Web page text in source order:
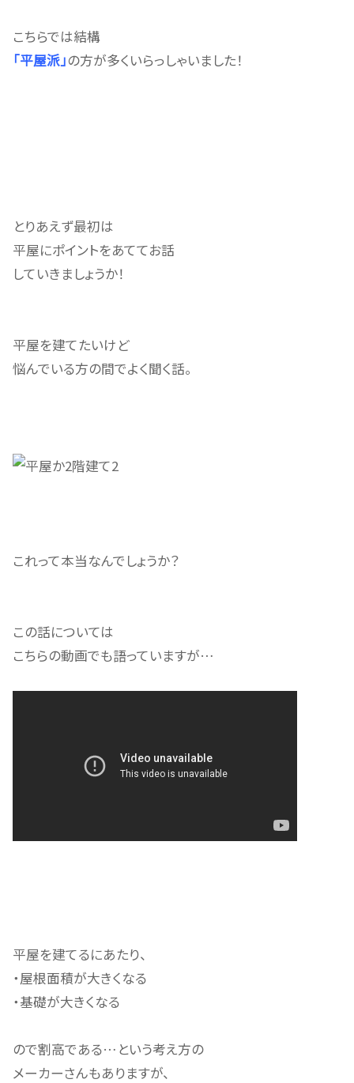
こちらでは結構
「平屋派」の方が多くいらっしゃいました！
とりあえず最初は
平屋にポイントをあててお話
していきましょうか！
平屋を建てたいけど
悩んでいる方の間でよく聞く話。
これって本当なんでしょうか？
この話については
こちらの動画でも語っていますが…
平屋を建てるにあたり、
・屋根面積が大きくなる
・基礎が大きくなる
ので割高である…という考え方の
メーカーさんもありますが、